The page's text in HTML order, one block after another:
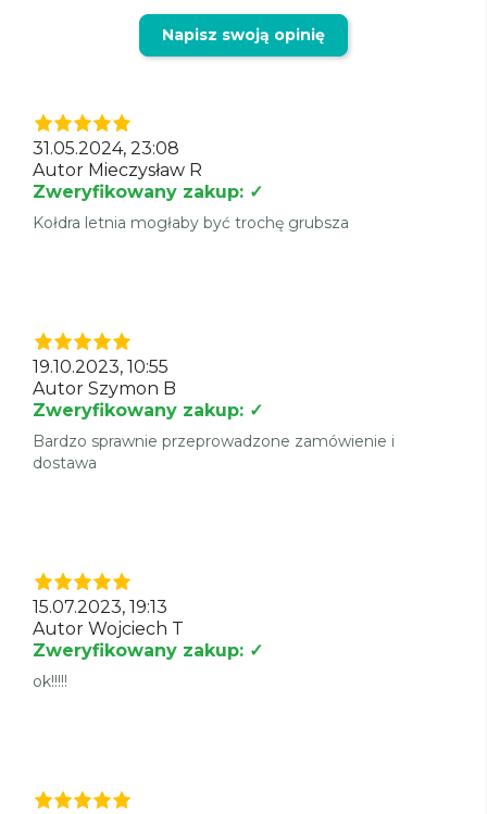
Napisz swoją opinię
31.05.2024, 23:08
Autor Mieczysław R
Zweryfikowany zakup: ✓
Kołdra letnia mogłaby być trochę grubsza
19.10.2023, 10:55
Autor Szymon B
Zweryfikowany zakup: ✓
Bardzo sprawnie przeprowadzone zamówienie i
dostawa
15.07.2023, 19:13
Autor Wojciech T
Zweryfikowany zakup: ✓
ok!!!!!